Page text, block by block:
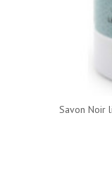
Savon Noir